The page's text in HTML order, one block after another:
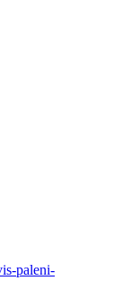
paleni-